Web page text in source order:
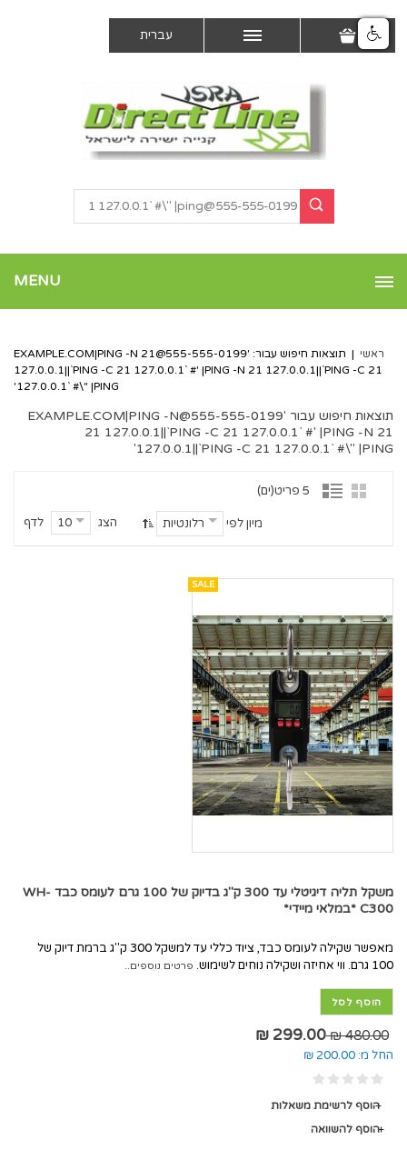
עברית
MENU
ראשי | תוצאות חיפוש עבור: '555-555-0199@EXAMPLE.COM
|PING -N 21
127.0.0.1||`PING -C 21 127.0.0.1` #' |PING -N 21 127.0.0.1||`PING -C 21
127.0.0.1` #\" |PING'
תוצאות חיפוש עבור '555-555-0199@EXAMPLE.COM
|PING -N
21 127.0.0.1||`PING -C 21 127.0.0.1` #' |PING -N 21
127.0.0.1||`PING -C 21 127.0.0.1` #\" |PING'
5 פריט(ים)
הצג 10 לדף מיון לפי רלונטיות
SALE
משקל תליה דיגיטלי עד 300 ק"ג בדיוק של 100 גרם לעומס כבד WH-
C300 *במלאי מיידי*
מאפשר שקילה לעומס כבד, ציוד כללי עד למשקל 300 ק"ג ברמת דיוק של
100 גרם. ווי אחיזה ושקילה נוחים לשימוש.
פרטים נוספים..
הוסף לסל
480.00 ₪
299.00 ₪
החל מ: 200.00 ₪
הוסף לרשימת משאלות
הוסף להשוואה